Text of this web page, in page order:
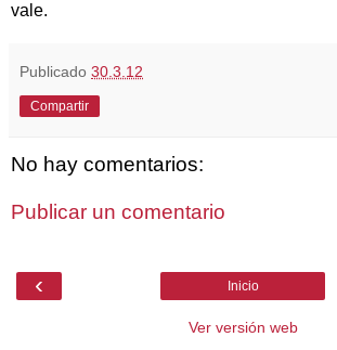
vale.
Publicado 30.3.12
Compartir
No hay comentarios:
Publicar un comentario
‹ Inicio
Ver versión web